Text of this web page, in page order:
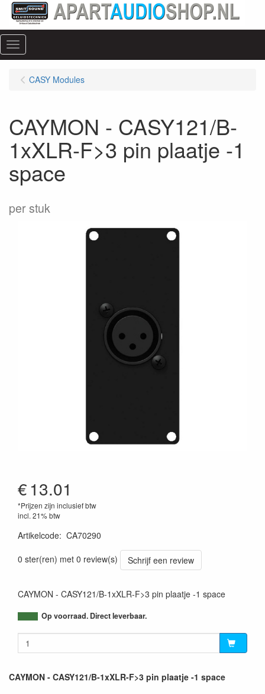
Menu
CASY Modules
CAYMON - CASY121/B-
1xXLR-F>3 pin plaatje -1
space
per stuk
€13.01
*Prijzen zijn inclusief btw
incl. 21% btw
Artikelcode: CA70290
0 ster(ren) met 0 review(s)
Schrijf een review
CAYMON - CASY121/B-1xXLR-F>3 pin plaatje -1 space
Op voorraad. Direct leverbaar.
CAYMON - CASY121/B-1xXLR-F>3 pin plaatje -1 space